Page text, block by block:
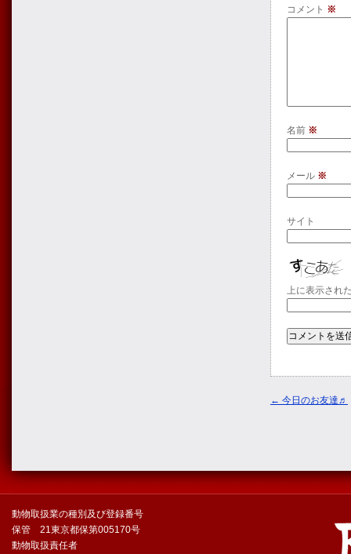
コメント ※
名前 ※
メール ※
サイト
上に表示され
← 今日のお友達♬
動物取扱業の種別及び登録番号
保管 21東京都保第005170号
動物取扱責任者